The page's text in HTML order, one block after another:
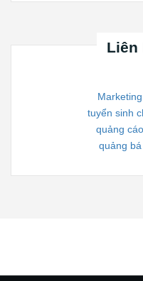
Liên
tuyển sinh
quảng
quảng